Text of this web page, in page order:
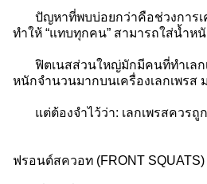
ปัญหาที่พบบ่อยกว่าคือช่วงการเค
ทำให้ “แทบทุกคน” สามารถใส่น้ำห
ฟิตเนสส่วนใหญ่มักมีคนที่ทำเลกเ
หนักจำนวนมากบนเครื่องเลกเพรส
แต่ต้องจำไว้ว่า: เลกเพรสควรถูก
ฟรอนต์สควอท (FRONT SQUATS)